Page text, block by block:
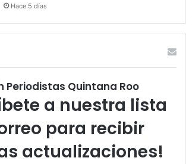
Hace 5 días
Periodistas Quintana Roo
a nuestra lista
para recibir
actualizaciones!